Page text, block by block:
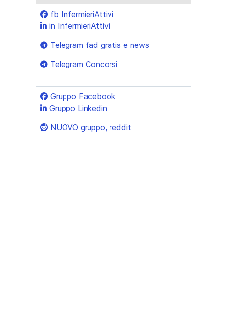
fb InfermieriAttivi
in InfermieriAttivi
Telegram fad gratis e news
Telegram Concorsi
Gruppo Facebook
Gruppo Linkedin
NUOVO gruppo, reddit